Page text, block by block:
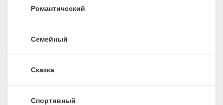
Романтический
Семейный
Сказка
Спортивный